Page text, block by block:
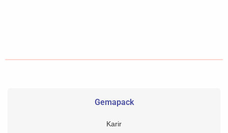
Gemapack
Karir